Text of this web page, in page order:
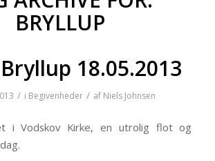
BRYLLUP
18.05.2013
/ i Begivenheder / af Niels Johnsen
i Vodskov Kirke, en utrolig flot og